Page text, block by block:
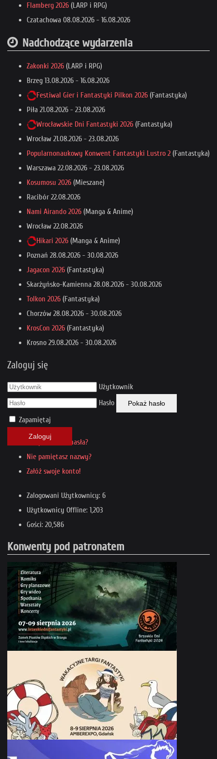
Flamberg 2026 (LARP i RPG)
Czatachowa 08.08.2026 - 16.08.2026
Nadchodzące wydarzenia
Zakonki 2026 (LARP i RPG)
Brzeg 13.08.2026 - 16.08.2026
Festiwal Gier i Fantastyki Pilkon 2026 (Fantastyka)
Piła 21.08.2026 - 23.08.2026
Wrocławskie Dni Fantastyki 2026 (Fantastyka)
Wrocław 21.08.2026 - 23.08.2026
Popularnonaukowy Konwent Fantastyki Lustro 2 (Fantastyka)
Warszawa 22.08.2026 - 23.08.2026
Kosumosu 2026 (Mieszane)
Racibór22.08.2026
Nami Airando 2026 (Manga & Anime)
Wrocław 22.08.2026
Hikari 2026 (Manga & Anime)
Poznań 28.08.2026 - 30.08.2026
Jagacon 2026 (Fantastyka)
Skarżyńsko-Kamienna 28.08.2026 - 30.08.2026
Tolkon 2026 (Fantastyka)
Chorzów 28.08.2026 - 30.08.2026
KrosCon 2026 (Fantastyka)
Krosno 29.08.2026 - 30.08.2026
Zaloguj się
Użytkownik
Hasło
Pokaż hasło
Zapamiętaj
Zaloguj
Nie pamiętasz hasła?
Nie pamiętasz nazwy?
Załóż swoje konto!
Zalogowani Użytkownicy: 6
Użytkownicy Offline: 1,203
Gości: 20,586
Konwenty pod patronatem